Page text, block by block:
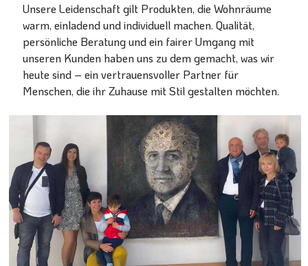
Unsere Leidenschaft gilt Produkten, die Wohnräume
warm, einladend und individuell machen. Qualität,
persönliche Beratung und ein fairer Umgang mit
unseren Kunden haben uns zu dem gemacht, was wir
heute sind – ein vertrauensvoller Partner für
Menschen, die ihr Zuhause mit Stil gestalten möchten.